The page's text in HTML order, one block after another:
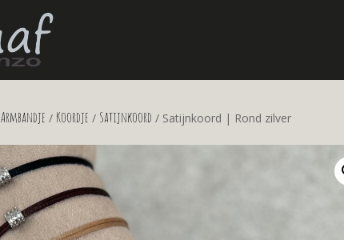
Armbandje / Koordje / Satijnkoord / Satijnkoord | Rond zilver